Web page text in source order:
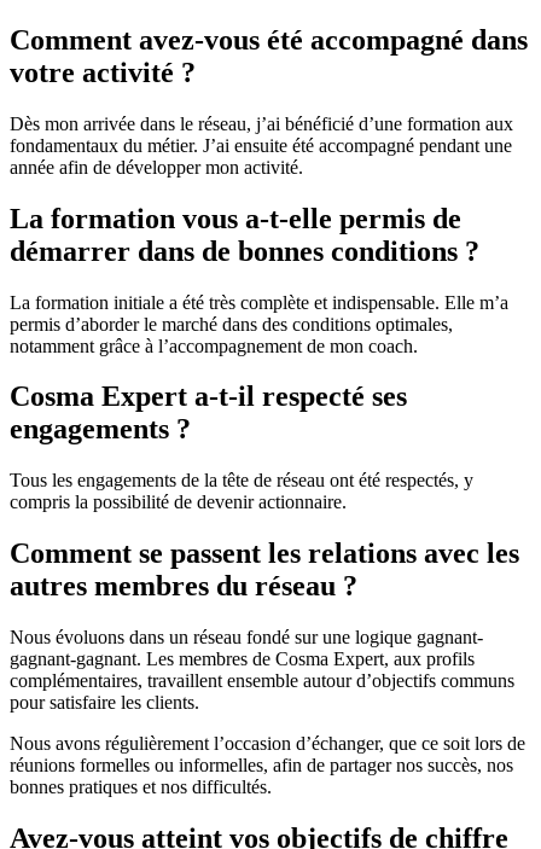
Comment avez-vous été accompagné dans
votre activité ?
Dès mon arrivée dans le réseau, j’ai bénéficié d’une formation aux
fondamentaux du métier. J’ai ensuite été accompagné pendant une
année afin de développer mon activité.
La formation vous a-t-elle permis de
démarrer dans de bonnes conditions ?
La formation initiale a été très complète et indispensable. Elle m’a
permis d’aborder le marché dans des conditions optimales,
notamment grâce à l’accompagnement de mon coach.
Cosma Expert a-t-il respecté ses
engagements ?
Tous les engagements de la tête de réseau ont été respectés, y
compris la possibilité de devenir actionnaire.
Comment se passent les relations avec les
autres membres du réseau ?
Nous évoluons dans un réseau fondé sur une logique gagnant-
gagnant-gagnant. Les membres de Cosma Expert, aux profils
complémentaires, travaillent ensemble autour d’objectifs communs
pour satisfaire les clients.
Nous avons régulièrement l’occasion d’échanger, que ce soit lors de
réunions formelles ou informelles, afin de partager nos succès, nos
bonnes pratiques et nos difficultés.
Avez-vous atteint vos objectifs de chiffre